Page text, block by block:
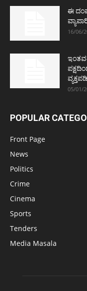
ಈ
16/06/
05/01/
POPULAR
Front Page
News
Politics
Crime
Cinema
Sports
Tenders
Media Masala